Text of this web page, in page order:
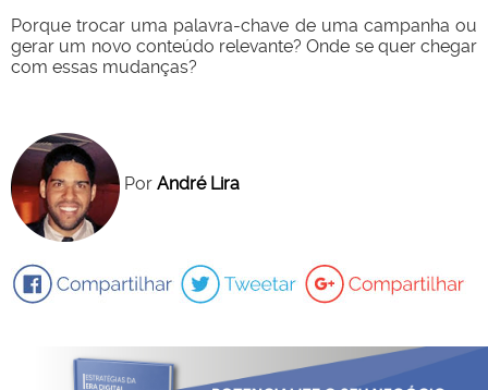
Porque trocar uma palavra-chave de uma campanha ou
gerar um novo conteúdo relevante? Onde se quer chegar
com essas mudanças?
Por André Lira